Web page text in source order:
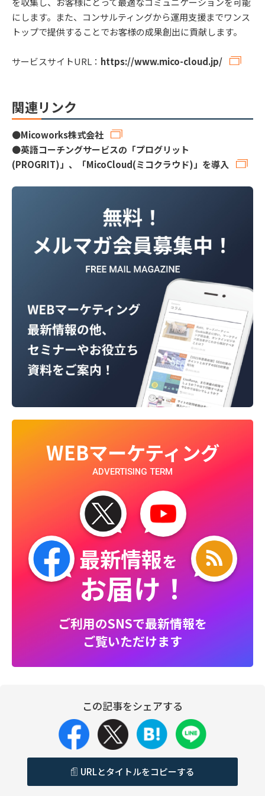
にします。また、コンサルティングから運用支援までワンス
トップで提供することでお客様の成果創出に貢献します。
サービスサイトURL： https://www.mico-cloud.jp/
関連リンク
●Micoworks株式会社
●英語コーチングサービスの「プログリット
(PROGRIT)」、「MicoCloud(ミコクラウド)」を導入
WEBマーケティング
ADVERTISING TERM
最新情報を
お届け！
ご利用のSNSで最新情報を
ご覧いただけます
この記事をシェアする
URLとタイトルをコピーする